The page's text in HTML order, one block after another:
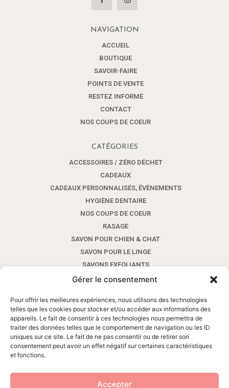
Gérer le consentement
Pour offrir les meilleures expériences, nous utilisons des technologies
telles que les cookies pour stocker et/ou accéder aux informations des
appareils. Le fait de consentir à ces technologies nous permettra de
traiter des données telles que le comportement de navigation ou les ID
uniques sur ce site. Le fait de ne pas consentir ou de retirer son
consentement peut avoir un effet négatif sur certaines caractéristiques
et fonctions.
Accepter
NAVIGATION
ACCUEIL
BOUTIQUE
SAVOIR-FAIRE
POINTS DE VENTE
RESTEZ INFORMÉ
CONTACT
NOS COUPS DE COEUR
CATÉGORIES
ACCESSOIRES / ZÉRO DÉCHET
CADEAUX
CADEAUX PERSONNALISÉS, ÉVÈNEMENTS
HYGIÈNE DENTAIRE
NOS COUPS DE COEUR
RASAGE
SAVON POUR CHIEN & CHAT
SAVON POUR LE LINGE
SAVONS EXFOLIANTS
SAVONS POUR LES MAINS AUX HUILES ESSENTIELLES
SAVONS SHAMPOINGS AVEC HUILES ESSENTIELLES
SAVONS SHAMPOINGS SANS HUILE ESSENTIELLE
SAVONS VISAGE ET CORPS AUX HUILES ESSENTIELLES
SAVONS VISAGE ET CORPS SANS HUILE ESSENTIELLE